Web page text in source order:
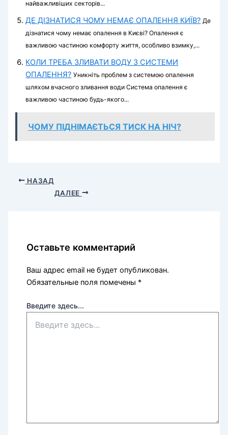
найважливіших секторів...
ДЕ ДІЗНАТИСЯ ЧОМУ НЕМАЄ ОПАЛЕННЯ КИЇВ? Де
дізнатися чому немає опалення в Києві? Опалення є
важливою частиною комфорту життя, особливо взимку,...
КОЛИ ТРЕБА ЗЛИВАТИ ВОДУ З СИСТЕМИ
ОПАЛЕННЯ? Уникніть проблем з системою опалення
шляхом вчасного зливання води Система опалення є
важливою частиною будь-якого...
ЧОМУ ПІДНІМАЄТЬСЯ ТИСК НА НІЧ?
НАЗАД
ДАЛЕЕ
Оставьте комментарий
Ваш адрес email не будет опубликован.
Обязательные поля помечены *
Введите здесь...